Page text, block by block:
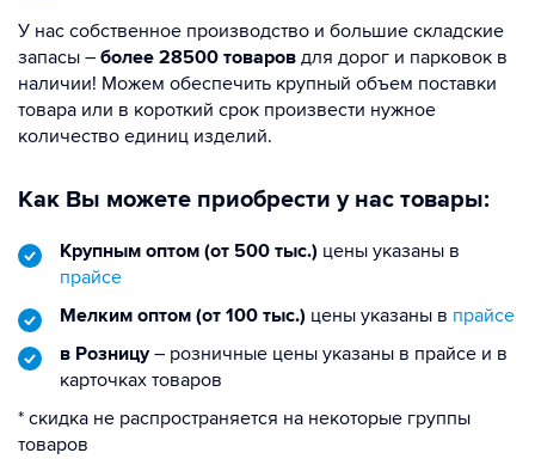
У нас собственное производство и большие складские
запасы – более 28500 товаров для дорог и парковок в
наличии! Можем обеспечить крупный объем поставки
товара или в короткий срок произвести нужное
количество единиц изделий.
Как Вы можете приобрести у нас товары:
Крупным оптом (от 500 тыс.) цены указаны в
прайсе
Мелким оптом (от 100 тыс.) цены указаны в прайсе
в Розницу– розничные цены указаны в прайсе и в
карточках товаров
* скидка не распространяется на некоторые группы
товаров